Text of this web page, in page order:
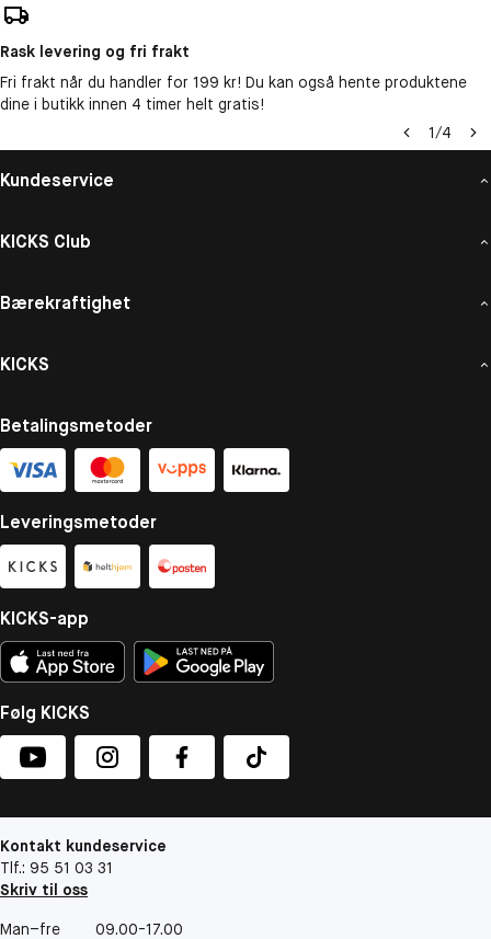
Rask levering og fri frakt
Fri frakt når du handler for 199 kr! Du kan også hente produktene
dine i butikk innen 4 timer helt gratis!
1/4
Kundeservice
KICKS Club
Bærekraftighet
KICKS
Betalingsmetoder
Leveringsmetoder
KICKS-app
Følg KICKS
Kontakt kundeservice
Tlf.: 95 51 03 31
Skriv til oss
Man–fre
09.00-17.00